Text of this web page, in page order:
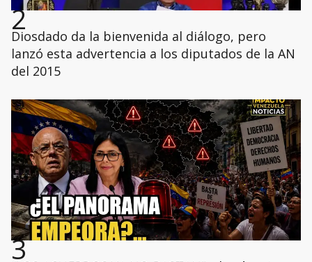
2
Diosdado da la bienvenida al diálogo, pero
lanzó esta advertencia a los diputados de la AN
del 2015
3